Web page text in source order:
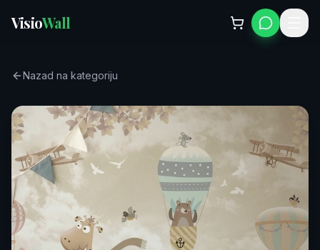
VisioWall
Nazad na kategoriju